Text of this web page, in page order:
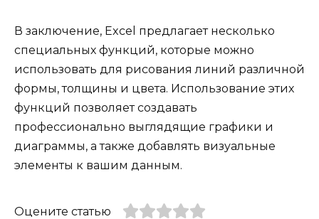
В заключение, Excel предлагает несколько
специальных функций, которые можно
использовать для рисования линий различной
формы, толщины и цвета. Использование этих
функций позволяет создавать
профессионально выглядящие графики и
диаграммы, а также добавлять визуальные
элементы к вашим данным.
Оцените статью